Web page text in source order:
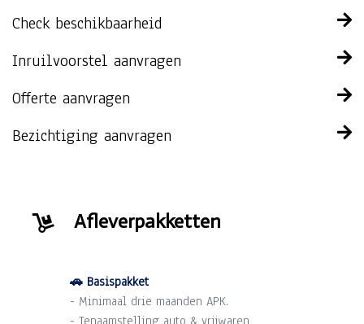
Check beschikbaarheid
Inruilvoorstel aanvragen
Offerte aanvragen
Bezichtiging aanvragen
Afleverpakketten
🚗 Basispakket
- Minimaal drie maanden APK.
- Tenaamstelling auto & vrijwaren